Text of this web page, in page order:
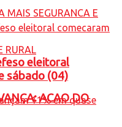
ACAO DO
eleitoral
sábado (04)